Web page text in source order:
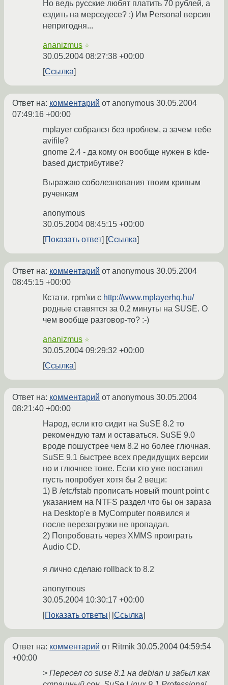
Но ведь русские любят платить 70 рублей, а
ездить на мерседесе? :) Им Personal версия
непригодня...
ananizmus ☆
30.05.2004 08:27:38 +00:00
Ссылка
Ответ на: комментарий от anonymous 30.05.2004
07:49:16 +00:00
mplayer собрался без проблем, а зачем тебе
avifile?
gnome 2.4 - да кому он вообще нужен в kde-
based дистрибутиве?
Выражаю соболезнования твоим кривым
рученкам
anonymous
30.05.2004 08:45:15 +00:00
Показать ответ
Ссылка
Ответ на: комментарий от anonymous 30.05.2004
08:45:15 +00:00
Кстати, rpm'ки с http://www.mplayerhq.hu/
родные ставятся за 0.2 минуты на SUSE. О
чем вообще разговор-то? :-)
ananizmus ☆
30.05.2004 09:29:32 +00:00
Ссылка
Ответ на: комментарий от anonymous 30.05.2004
08:21:40 +00:00
Народ, если кто сидит на SuSE 8.2 то
рекомендую там и оставаться. SuSE 9.0
вроде пошустрее чем 8.2 но более глючная.
SuSE 9.1 быстрее всех предидущих версии
но и глючнее тоже. Если кто уже поставил
пусть попробует хотя бы 2 вещи:
1) В /etc/fstab прописать новый mount point с
указанием на NTFS раздел что бы он зараза
на Desktop'е в MyComputer появился и
после перезагрузки не пропадал.
2) Попробовать через XMMS проиграть
Audio CD.
я лично сделаю rollback to 8.2
anonymous
30.05.2004 10:30:17 +00:00
Показать ответы
Ссылка
Ответ на: комментарий от Ritmik 30.05.2004 04:59:54
+00:00
> Пересел со suse 8.1 на debian и забыл как